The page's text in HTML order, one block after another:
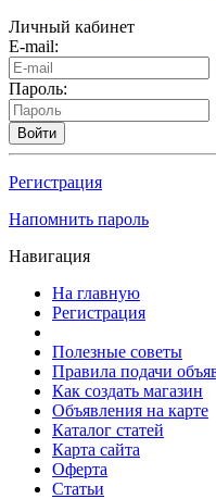
Личный кабинет
E-mail:
Пароль:
Войти
Регистрация
Напомнить пароль
Навигация
На главную
Регистрация
Полезные советы
Правила подачи
Как создать магазин
Объявления на карте
Каталог статей
Карта сайта
Оферта
Статьи